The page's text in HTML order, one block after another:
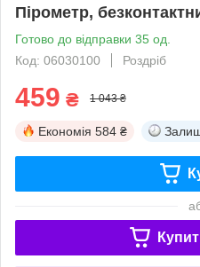
Пірометр,
Готово до відправки 35 од.
Код: 06030100
Роздріб
459 ₴ 1 043 ₴
Економія 584 ₴